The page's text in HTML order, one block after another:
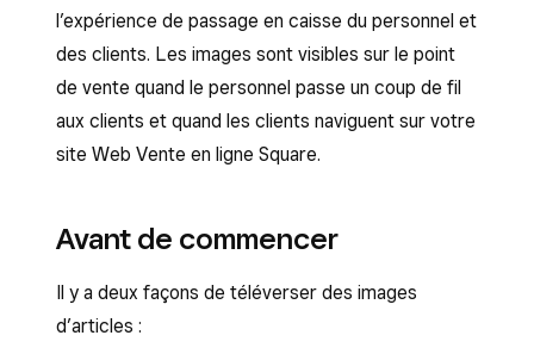
l’expérience de passage en caisse du personnel et
des clients. Les images sont visibles sur le point
de vente quand le personnel passe un coup de fil
aux clients et quand les clients naviguent sur votre
site Web Vente en ligne Square.
Avant de commencer
Il y a deux façons de téléverser des images
d’articles :